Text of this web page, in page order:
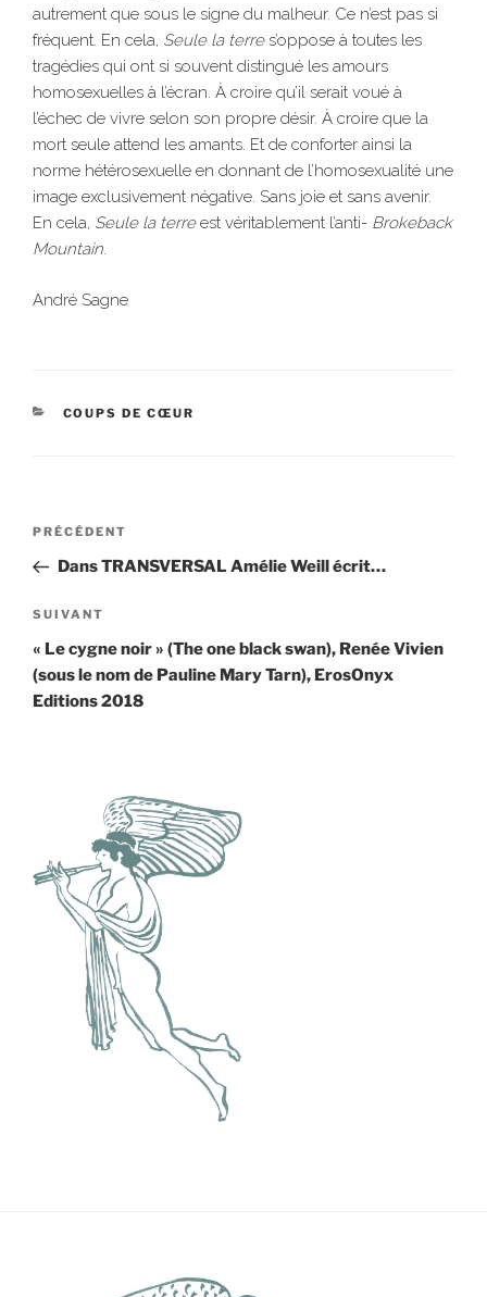
autrement que sous le signe du malheur. Ce n’est pas si
fréquent. En cela, Seule la terres’oppose à toutes les
tragédies qui ont si souvent distingué les amours
homosexuelles à l’écran. À croire qu’il serait voué à
l’échec de vivre selon son propre désir. À croire que la
mort seule attend les amants. Et de conforter ainsi la
norme hétérosexuelle en donnant de l’homosexualité une
image exclusivement négative. Sans joie et sans avenir.
En cela, Seule la terreest véritablement l’anti- Brokeback
Mountain.
André Sagne
CATÉGORIES
COUPS DE CŒUR
Navigation
l’article
Article
précédent
PRÉCÉDENT
Dans TRANSVERSAL Amélie Weill écrit…
Article
suivant
SUIVANT
« Le cygne noir » (The one black swan), Renée Vivien
(sous le nom de Pauline Mary Tarn), ErosOnyx
Editions 2018